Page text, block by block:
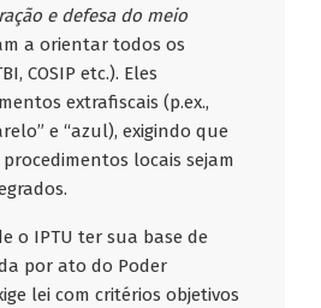
e defesa do meio
a orientar todos os
COSIP etc.). Eles
extrafiscais (p.ex.,
e “azul), exigindo que
locais sejam
o IPTU ter sua base de
por ato do Poder
lei com critérios objetivos